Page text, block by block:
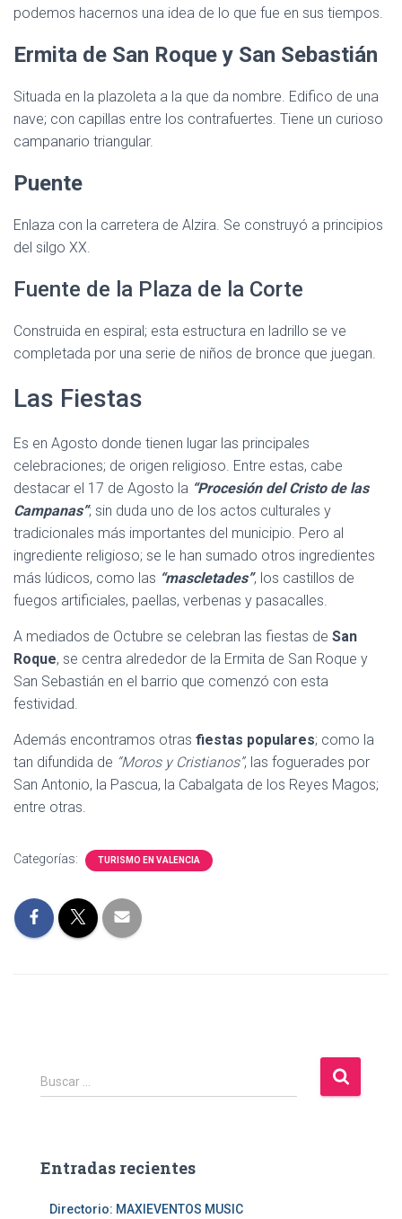
podemos hacernos una idea de lo que fue en sus tiempos.
Ermita de San Roque y San Sebastián
Situada en la plazoleta a la que da nombre. Edifico de una
nave; con capillas entre los contrafuertes. Tiene un curioso
campanario triangular.
Puente
Enlaza con la carretera de Alzira. Se construyó a principios
del silgo XX.
Fuente de la Plaza de la Corte
Construida en espiral; esta estructura en ladrillo se ve
completada por una serie de niños de bronce que juegan.
Las Fiestas
Es en Agosto donde tienen lugar las principales
celebraciones; de origen religioso. Entre estas, cabe
destacar el 17 de Agosto la “Procesión del Cristo de las
Campanas”; sin duda uno de los actos culturales y
tradicionales más importantes del municipio. Pero al
ingrediente religioso; se le han sumado otros ingredientes
más lúdicos, como las “mascletades”, los castillos de
fuegos artificiales, paellas, verbenas y pasacalles.
A mediados de Octubre se celebran las fiestas de San
Roque, se centra alrededor de la Ermita de San Roque y
San Sebastián en el barrio que comenzó con esta
festividad.
Además encontramos otras fiestas populares; como la
tan difundida de “Moros y Cristianos”, las foguerades por
San Antonio, la Pascua, la Cabalgata de los Reyes Magos;
entre otras.
Categorías: TURISMO EN VALENCIA
B
u
r
Buscar …
Entradas recientes
Directorio: MAXIEVENTOS MUSIC